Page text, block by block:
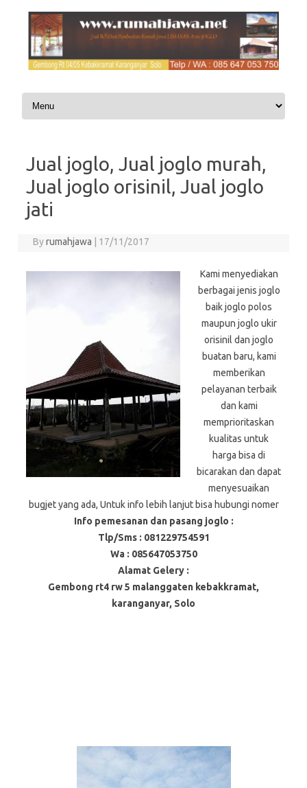
Skip to content
Jual joglo, Jual joglo murah,
Jual joglo orisinil, Jual joglo
jati
Byrumahjawa 17/11/2017
Kami menyediakan
berbagai jenis joglo
baik joglo polos
maupun joglo ukir
orisinil dan joglo
buatan baru, kami
memberikan
pelayanan terbaik
dan kami
memprioritaskan
kualitas untuk
harga bisa di
bicarakan dan dapat
menyesuaikan
bugjet yang ada, Untuk info lebih lanjut bisa hubungi nomer
Info pemesanan dan pasang joglo :
Tlp/Sms : 081229754591
Wa : 085647053750
Alamat Gelery :
Gembong rt4 rw 5 malanggaten kebakkramat,
karanganyar, Solo